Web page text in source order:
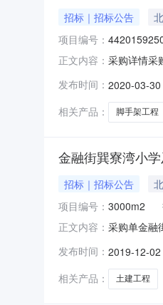
招标｜招标公告
项目编号：
正文内容： 采购详情采
件
标
发布时间： 2020-03-30
相关产品：
脚手架工程
金融街巽寮湾小
招标｜招标公告
项目编号： 3000m2
正文内容： 采购单金融
件
标
发布时间： 2019-12-02
相关产品：
土建工程